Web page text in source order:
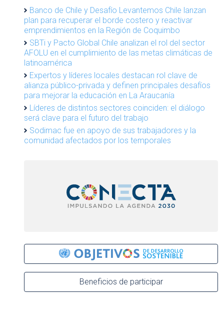
Banco de Chile y Desafío Levantemos Chile lanzan
plan para recuperar el borde costero y reactivar
emprendimientos en la Región de Coquimbo
SBTi y Pacto Global Chile analizan el rol del sector
AFOLU en el cumplimiento de las metas climáticas de
latinoamérica
Expertos y líderes locales destacan rol clave de
alianza público-privada y definen principales desafíos
para mejorar la educación en La Araucanía
Líderes de distintos sectores coinciden: el diálogo
será clave para el futuro del trabajo
Sodimac fue en apoyo de sus trabajadores y la
comunidad afectados por los temporales
Beneficios de participar